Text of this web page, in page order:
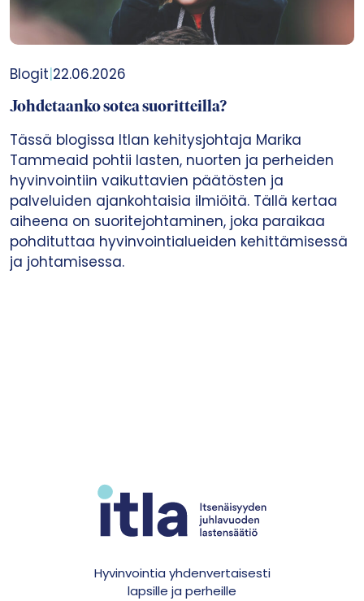
Blogit|22.06.2026
Johdetaanko sotea suoritteilla?
Tässä blogissa Itlan kehitysjohtaja Marika
Tammeaid pohtii lasten, nuorten ja perheiden
hyvinvointiin vaikuttavien päätösten ja
palveluiden ajankohtaisia ilmiöitä. Tällä kertaa
aiheena on suoritejohtaminen, joka paraikaa
pohdituttaa hyvinvointialueiden kehittämisessä
ja johtamisessa.
Hyvinvointia yhdenvertaisesti
lapsille ja perheille